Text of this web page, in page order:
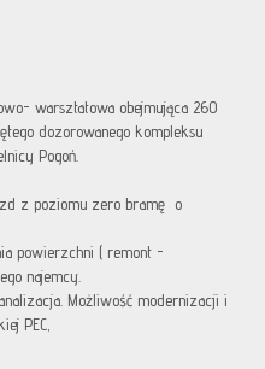
warsztatowa obejmująca 260
dozorowanego kompleksu
Pogoń.
z poziomu zero bramę o
powierzchni ( remont -
najemcy.
Możliwość modernizacji i
PEC,